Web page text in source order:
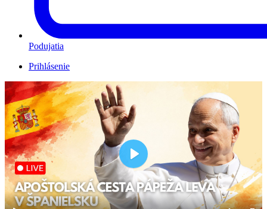
Podujatia
Prihlásenie
Play